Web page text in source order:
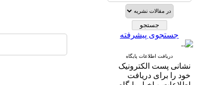
* Scientific Indexing
Services
* SID
* Magiran
* Google Scholar
و دارای رتبه علمی
پژوهشی
از کمیسیون نشریات
جستجوی پیشرفته
دریافت اطلاعات پایگاه
نشانی پست الکترونیک
خود را برای دریافت